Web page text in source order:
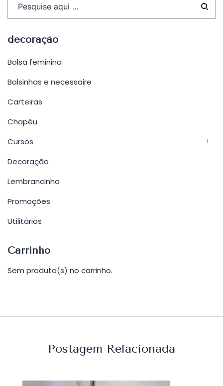
decoração
Bolsa feminina
Bolsinhas e necessaire
Carteiras
Chapéu
Cursos
Decoração
Lembrancinha
Promoções
Utilitários
Carrinho
Sem produto(s) no carrinho.
Postagem Relacionada